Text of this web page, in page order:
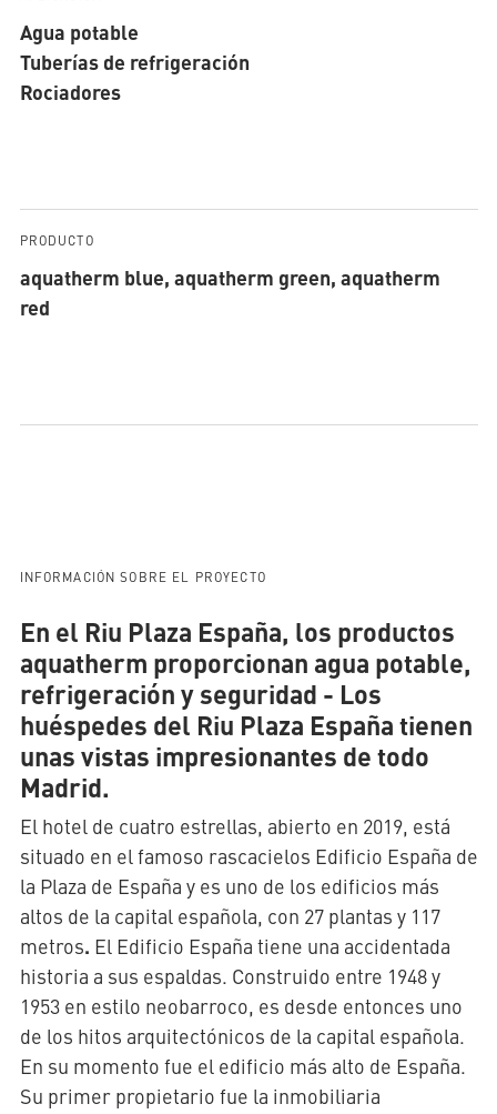
Agua potable
Tuberías de refrigeración
Rociadores
PRODUCTO
aquatherm blue,aquatherm green,aquatherm
red
INFORMACIÓN SOBRE EL PROYECTO
En el Riu Plaza España, los productos
aquatherm proporcionan agua potable,
refrigeración y seguridad - Los
huéspedes del Riu Plaza España tienen
unas vistas impresionantes de todo
Madrid.
El hotel de cuatro estrellas, abierto en 2019, está
situado en el famoso rascacielos Edificio España de
la Plaza de España y es uno de los edificios más
altos de la capital española, con 27 plantas y 117
metros. El Edificio España tiene una accidentada
historia a sus espaldas. Construido entre 1948 y
1953 en estilo neobarroco, es desde entonces uno
de los hitos arquitectónicos de la capital española.
En su momento fue el edificio más alto de España.
Su primer propietario fue la inmobiliaria